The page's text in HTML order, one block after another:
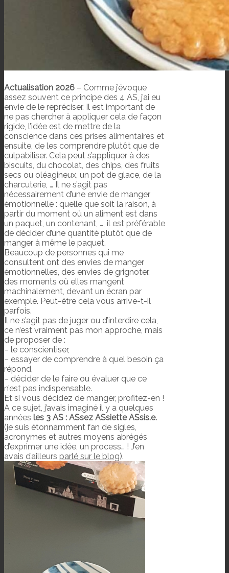
Actualisation 2026 – Comme j’évoque
assez souvent ce principe des 4 AS, j’ai eu
envie de le repréciser. Il est important de
ne pas chercher à appliquer cela de façon
rigide, l’idée est de mettre de la
conscience dans ces prises alimentaires et
ensuite, de les comprendre plutôt que de
culpabiliser. Cela peut s’appliquer à des
biscuits, du chocolat, des chips, des fruits
secs ou oléagineux, un pot de glace, de la
charcuterie, … Il ne s’agit pas
nécessairement d’une envie de manger
émotionnelle : quelle que soit la raison, à
partir du moment où un aliment est dans
un paquet, un contenant, …, il est préférable
de décider d’une quantité plutôt que de
manger à même le paquet.
Beaucoup de personnes qui me
consultent ont des envies de manger
émotionnelles, des envies de grignoter,
des moments où elles mangent
machinalement, devant un écran par
exemple. Peut-être cela vous arrive-t-il
parfois.
Il ne s’agit pas de juger ou d’interdire cela,
ce n’est vraiment pas mon approche, mais
de proposer de :
– le conscientiser,
– essayer de comprendre à quel besoin ça
répond,
– décider de le faire ou évaluer que ce
n’est pas indispensable.
Et si vous décidez de manger, profitez-en !
A ce sujet, j’avais imaginé il y a quelques
années les 3 AS : ASsez ASsiette ASsis.e.
(je suis étonnamment fan de sigles,
acronymes et autres moyens abrégés
d’exprimer une idée, un process… ! J’en
avais d’ailleurs parlé sur le blog).